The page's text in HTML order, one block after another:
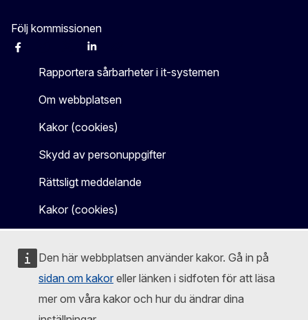
Den här webbplatsen använder kakor. Gå in på
sidan om kakor eller länken i sidfoten för att läsa
mer om våra kakor och hur du ändrar dina
Följ kommissionen
Facebook Linkedin
Rapportera sårbarheter i it-systemen
Om webbplatsen
Kakor (cookies)
Skydd av personuppgifter
Rättsligt meddelande
Kakor (cookies)